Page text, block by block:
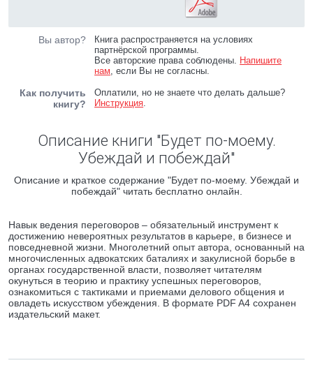
Вы автор?
Книга распространяется на условиях
партнёрской программы.
Все авторские права соблюдены. Напишите
нам, если Вы не согласны.
Как получить
книгу?
Оплатили, но не знаете что делать дальше?
Инструкция.
Описание книги "Будет по-моему.
Убеждай и побеждай"
Описание и краткое содержание "Будет по-моему. Убеждай и
побеждай" читать бесплатно онлайн.
Навык ведения переговоров – обязательный инструмент к
достижению невероятных результатов в карьере, в бизнесе и
повседневной жизни. Многолетний опыт автора, основанный на
многочисленных адвокатских баталиях и закулисной борьбе в
органах государственной власти, позволяет читателям
окунуться в теорию и практику успешных переговоров,
ознакомиться с тактиками и приемами делового общения и
овладеть искусством убеждения. В формате PDF A4 сохранен
издательский макет.